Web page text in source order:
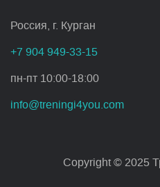
Россия, г. Курган
+7 904 949-33-15
пн-пт 10:00-18:00
info@treningi4you.com
Copyright © 2025